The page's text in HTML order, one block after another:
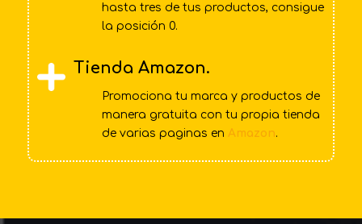
hasta tres de tus productos, consigue
la posición 0.
Tienda Amazon.
Promociona tu marca y productos de
manera gratuita con tu propia tienda
de varias paginas en Amazon.